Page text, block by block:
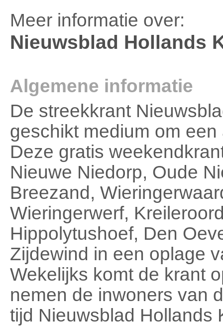
Meer informatie over:
Nieuwsblad Hollands
Algemene informatie
De streekkrant
geschikt medium om
Deze gratis
Nieuwe Niedorp, Oude
Breezand,
Wieringerwerf,
Hippolytushoef, Den
Zijdewind in een oplage
Wekelijks komt de krant
nemen de inwoners van
tijd Nieuwsblad Hollands